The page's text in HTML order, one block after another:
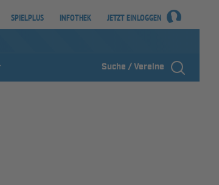
SPIELPLUS INFOTHEK JETZT EINLOGGEN
Suche / Vereine